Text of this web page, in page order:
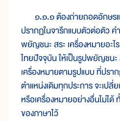
๑.๑.๑ ต้องถ่ายถอดอักษรแ
ปรากฏในจารึกแบบตัวต่อตัว ค
พยัญชนะ สระ เครื่องหมายอะ
ไทยปัจจุบัน ให้เป็นรูปพยัญชนะ
เครื่องหมายตามรูปแบบ ที่ปรา
ตำแหน่งเดิมทุกประการ จะเป
หรือเครื่องหมายอย่างอื่นไม่ไ
ของภาษาไว้